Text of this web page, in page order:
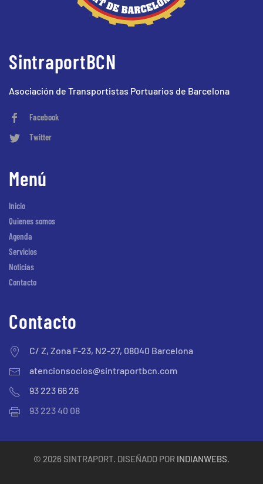
SintraportBCN
Asociación de Transportistas Portuarios de Barcelona
Facebook
Twitter
Menú
Inicio
Quienes somos
Agenda
Servicios
Noticias
Contacto
Contacto
C/ Z, Zona F-23, N2-27, 08040 Barcelona
atencionsocios@sintraportbcn.com
93 223 66 26
93 223 40 08
© 2026 SINTRAPORT. DISEÑADO POR INDIANWEBS.